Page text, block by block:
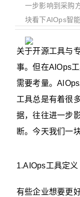
博客
一步影响到采购
块看下AIOps智
关于开源工具与
事。但在AIOps
需要考量。
工具总是有着很
据，往往进一步
断。今天我们一
1.AIOps工具定义
有些企业想要更